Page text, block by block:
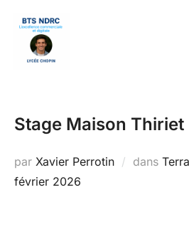
contenu
Stage Maison Thiriet
par Xavier Perrotin dans
février 2026